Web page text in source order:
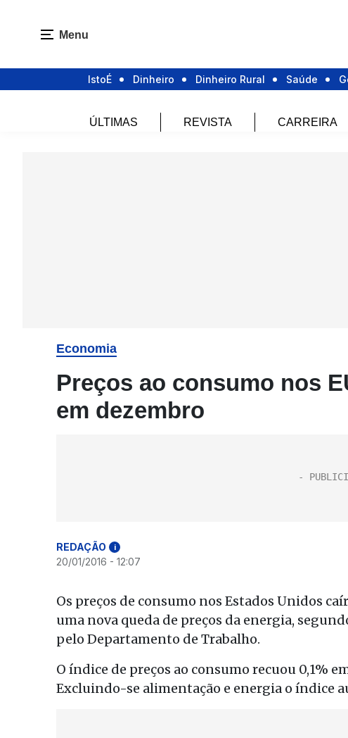
Menu
IstoÉ Dinheiro Dinheiro Rural Saúde
ÚLTIMAS REVISTA CARREIRA
Economia
Preços ao consumo nos
em dezembro
REDAÇÃO i
20/01/2016 - 12:07
Os preços de consumo nos Estados Unidos
uma nova queda de preços da energia,
pelo Departamento de Trabalho.
O índice de preços ao consumo recuou 0,1%
Excluindo-se alimentação e energia o índice